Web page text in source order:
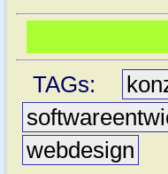
TAGs:
webdesign